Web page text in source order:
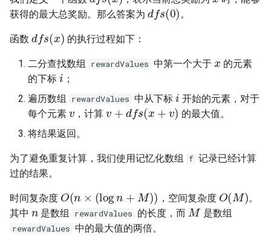
30. 包含 min 函数的栈
32.1. 从上到下打印二叉树
32.3. 从上到下打印二叉树 III
33. 二叉搜索树的后序遍历序
列
25. 链表中的两数相加
26. 重排链表
27. 回文链表
29. 排序的循环链表
30. 插入、删除和随机访问都
是 O(1) 的容器
4.4. 检查平衡性
4.5. 合法二叉搜索树
4.6. 后继者
4.8. 首个共同祖先
4.9. 二叉搜索树序列
4.10. 检查子树
4.12. 求和路径
5.1. 插入
获得的最大总奖励。那么答案为
dfs(0)
。
函数
dfs ( x)
的执行过程如下：
二分查找数组 rewardValues 中第一个大于
的元素
的下标
i
；
遍历数组
rewardValues 中从下标
开始的元素，对于
每个元素
v
，计算
v+dfs(x+v)
的最大值。
将结果返回。
为了避免重复计算，我们使用记忆化数组 f 记录已经计算
过的结果。
时间复杂度
O ( log M) )
，空间复杂度
O (M)
。
其中
n
是数组 rewardValues 的长度，而
M
是数组
rewardValues 中的最大值的两倍。